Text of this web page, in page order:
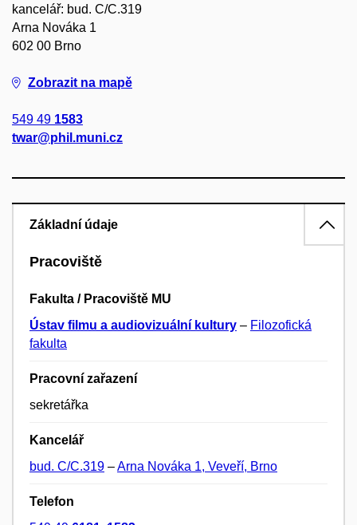
kancelář: bud. C/C.319
Arna Nováka 1
602 00 Brno
Zobrazit na mapě
549 49 1583
twar@phil.muni.cz
Základní údaje
Pracoviště
Fakulta / Pracoviště MU
Ústav filmu a audiovizuální kultury – Filozofická
fakulta
Pracovní zařazení
sekretářka
Kancelář
bud. C/C.319 –Arna Nováka 1, Veveří, Brno
Telefon